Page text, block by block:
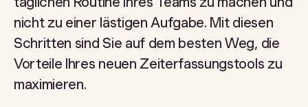
nicht zu einer lästigen Aufgabe. Mit diesen
Schritten sind Sie auf dem besten Weg, die
Vorteile Ihres neuen Zeiterfassungstools zu
maximieren.